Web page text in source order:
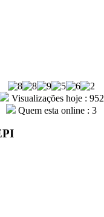
Visualizações hoje : 952
Quem esta online : 3